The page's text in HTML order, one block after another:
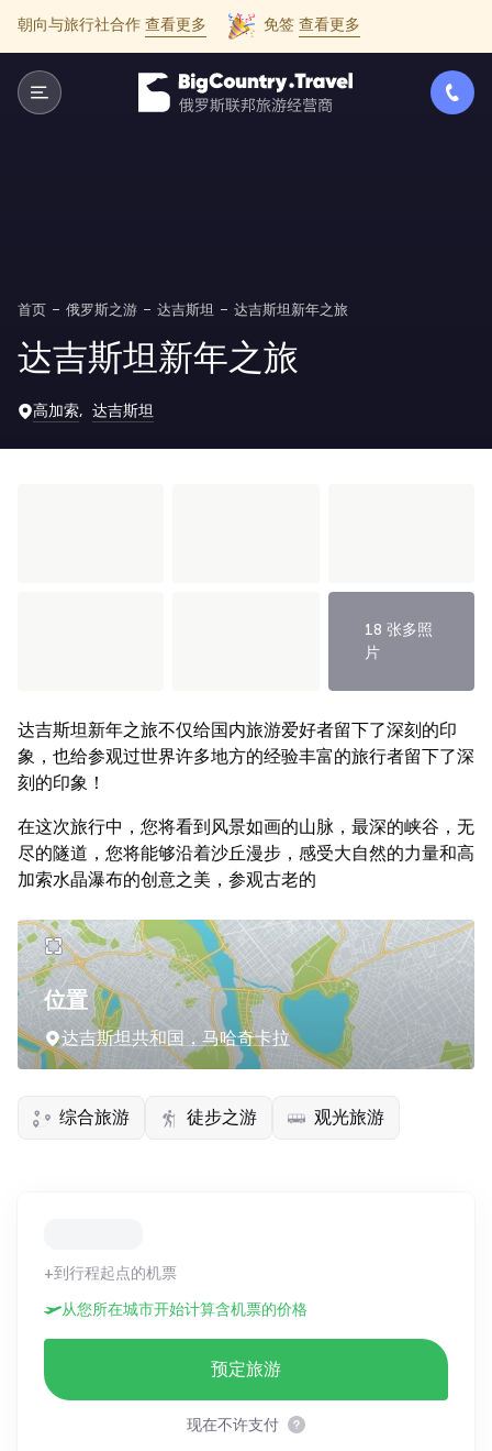
朝向与旅行社合作 查看更多 免签 查看更多
首页 俄罗斯之游 达吉斯坦 达吉斯坦新年之旅
达吉斯坦新年之旅
高加索 达吉斯坦
18 张多照
片
达吉斯坦新年之旅不仅给国内旅游爱好者留下了深刻的印
象，也给参观过世界许多地方的经验丰富的旅行者留下了深
刻的印象！
在这次旅行中，您将看到风景如画的山脉，最深的峡谷，无
尽的隧道，您将能够沿着沙丘漫步，感受大自然的力量和高
加索水晶瀑布的创意之美，参观古老的
位置
达吉斯坦共和国，马哈奇卡拉
综合旅游 徒步之游 观光旅游
+到行程起点的机票
从您所在城市开始计算含机票的价格
预定旅游
现在不许支付